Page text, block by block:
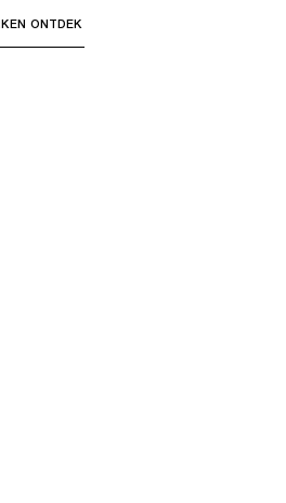
"Escape" om terug te keren
ONTDEK